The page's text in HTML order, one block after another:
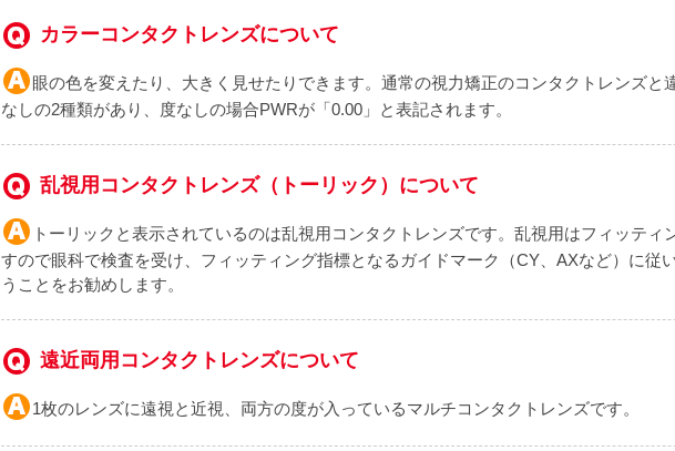
カラーコンタクトレンズについて
眼の色を変えたり、大きく見せたりできます。通常の視力矯正のコンタクトレンズと
なしの2種類があり、度なしの場合PWRが「0.00」と表記されます。
乱視用コンタクトレンズ（トーリック）について
トーリックと表示されているのは乱視用コンタクトレンズです。乱視用はフィッティ
すので眼科で検査を受け、フィッティング指標となるガイドマーク（CY、AXなど）に従
うことをお勧めします。
遠近両用コンタクトレンズについて
1枚のレンズに遠視と近視、両方の度が入っているマルチコンタクトレンズです。